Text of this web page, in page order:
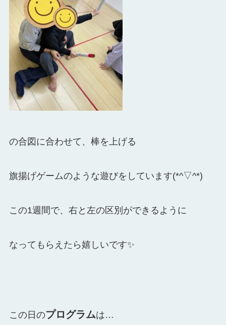
の合図に合わせて、棒を上げる
旗揚げゲームのような遊びをしています(*^▽^*)
この1週間で、右と左の区別ができるように
なってもらえたら嬉しいです✨
この日のプログラムは…